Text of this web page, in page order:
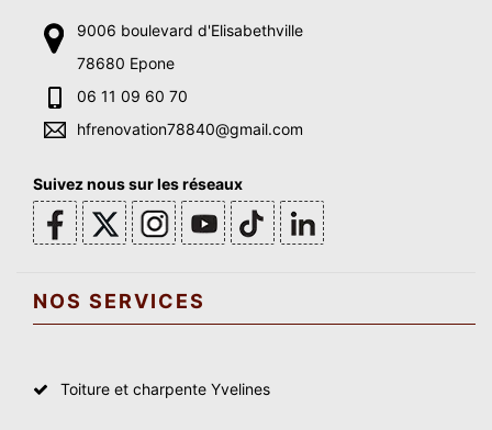
9006 boulevard d'Elisabethville
78680 Epone
06 11 09 60 70
hfrenovation78840@gmail.com
Suivez nous sur les réseaux
NOS SERVICES
Toiture et charpente Yvelines